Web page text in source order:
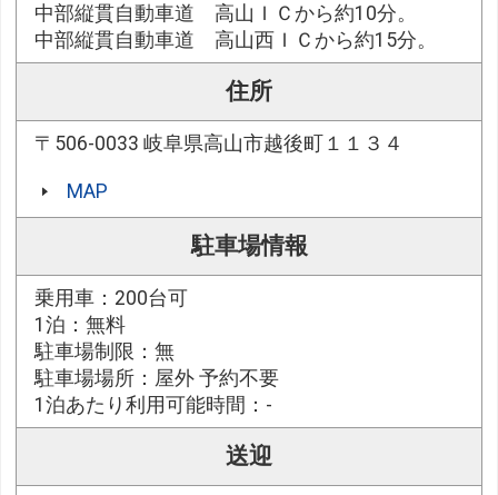
中部縦貫自動車道 高山ＩＣから約10分。
中部縦貫自動車道 高山西ＩＣから約15分。
住所
〒506-0033 岐阜県高山市越後町１１３４
MAP
駐車場情報
乗用車：200台可
1泊：無料
駐車場制限：無
駐車場場所：屋外 予約不要
1泊あたり利用可能時間：-
送迎